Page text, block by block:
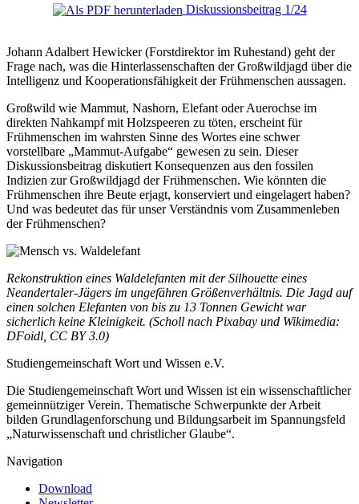
Diskussionsbeitrag 1/24
Johann Adalbert Hewicker (Forstdirektor im Ruhestand) geht der
Frage nach, was die Hinterlassenschaften der Großwildjagd über die
Intelligenz und Kooperationsfähigkeit der Frühmenschen aussagen.
Großwild wie Mammut, Nashorn, Elefant oder Auerochse im
direkten Nahkampf mit Holzspeeren zu töten, erscheint für
Frühmenschen im wahrsten Sinne des Wortes eine schwer
vorstellbare „Mammut-Aufgabe“ gewesen zu sein. Dieser
Diskussionsbeitrag diskutiert Konsequenzen aus den fossilen
Indizien zur Großwildjagd der Frühmenschen. Wie könnten die
Frühmenschen ihre Beute erjagt, konserviert und eingelagert haben?
Und was bedeutet das für unser Verständnis vom Zusammenleben
der Frühmenschen?
Rekonstruktion eines Waldelefanten mit der Silhouette eines
Neandertaler-Jägers im ungefähren Größenverhältnis. Die Jagd auf
einen solchen Elefanten von bis zu 13 Tonnen Gewicht war
sicherlich keine Kleinigkeit. (Scholl nach Pixabay und Wikimedia:
DFoidl, CC BY 3.0)
Studiengemeinschaft Wort und Wissen e.V.
Die Studiengemeinschaft Wort und Wissen ist ein wissenschaftlicher
gemeinnütziger Verein. Thematische Schwerpunkte der Arbeit
bilden Grundlagenforschung und Bildungsarbeit im Spannungsfeld
„Naturwissenschaft und christlicher Glaube“.
Navigation
Download